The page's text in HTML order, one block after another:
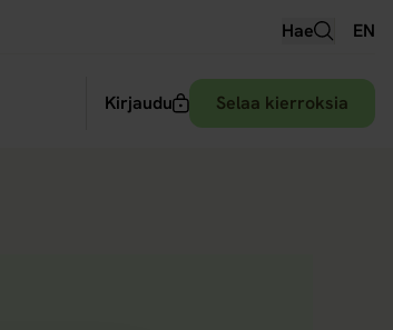
Hae EN
Kirjaudu Selaa kierroksia